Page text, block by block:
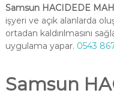
Samsun HACIDEDE
işyeri ve açık alanlarda
ortadan kaldırılmasını
uygulama yapar. 0543
Samsun